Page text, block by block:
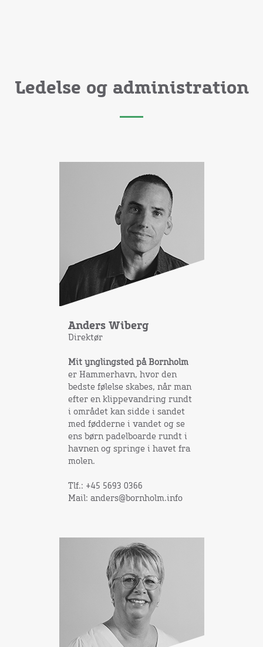
Ledelse og administration
Anders Wiberg
Direktør
Mit ynglingsted på Bornholm
er Hammerhavn, hvor den
bedste følelse skabes, når man
efter en klippevandring rundt
i området kan sidde i sandet
med fødderne i vandet og se
ens børn padelboarde rundt i
havnen og springe i havet fra
molen.
Tlf.: +45 5693 0366
Mail: anders@bornholm.info